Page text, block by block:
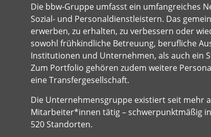
Die bbw-Gruppe umfasst ein umfangreiches
Sozial- und Personaldienstleistern. Das
erwerben, zu erhalten, zu verbessern oder
sowohl frühkindliche Betreuung, berufliche
Institutionen und Unternehmen, als auch ein
Zum Portfolio gehören zudem weitere
eine Transfergesellschaft.
Die Unternehmensgruppe existiert seit mehr
Mitarbeiter*innen tätig – schwerpunktmäßig
520 Standorten.